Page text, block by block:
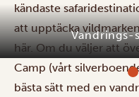
Vandrings-
kändaste
att upptäcka
här.Om du väljer att
Camp (vårt
bästa sätt med en